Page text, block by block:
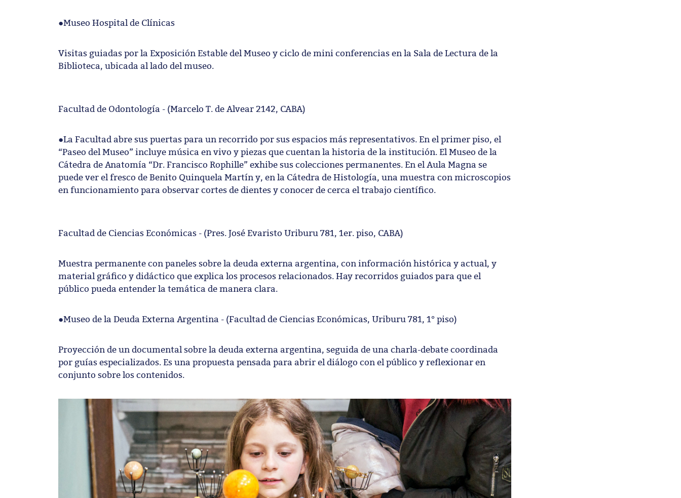
●Museo Hospital de Clínicas
Visitas guiadas por la Exposición Estable del Museo y ciclo de mini conferencias en la Sala de Lectura de la
Biblioteca, ubicada al lado del museo.
Facultad de Odontología - (Marcelo T. de Alvear 2142, CABA)
●La Facultad abre sus puertas para un recorrido por sus espacios más representativos. En el primer piso, el
“Paseo del Museo” incluye música en vivo y piezas que cuentan la historia de la institución. El Museo de la
Cátedra de Anatomía “Dr. Francisco Rophille” exhibe sus colecciones permanentes. En el Aula Magna se
puede ver el fresco de Benito Quinquela Martín y, en la Cátedra de Histología, una muestra con microscopios
en funcionamiento para observar cortes de dientes y conocer de cerca el trabajo científico.
Facultad de Ciencias Económicas - (Pres. José Evaristo Uriburu 781, 1er. piso, CABA)
Muestra permanente con paneles sobre la deuda externa argentina, con información histórica y actual, y
material gráfico y didáctico que explica los procesos relacionados. Hay recorridos guiados para que el
público pueda entender la temática de manera clara.
●Museo de la Deuda Externa Argentina - (Facultad de Ciencias Económicas, Uriburu 781, 1° piso)
Proyección de un documental sobre la deuda externa argentina, seguida de una charla-debate coordinada
por guías especializados. Es una propuesta pensada para abrir el diálogo con el público y reflexionar en
conjunto sobre los contenidos.